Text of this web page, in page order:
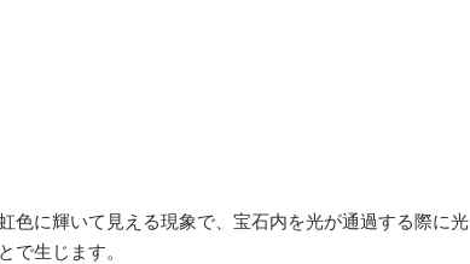
色に輝いて見える現象で、宝石内を光が通過する際に光
生じます。